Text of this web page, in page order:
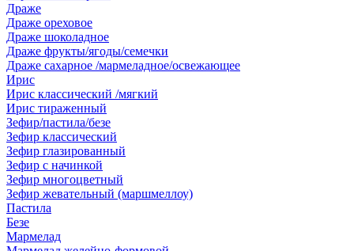
Драже
Драже ореховое
Драже шоколадное
Драже фрукты/ягоды/семечки
Драже сахарное /мармеладное/освежающее
Ирис
Ирис классический /мягкий
Ирис тираженный
Зефир/пастила/безе
Зефир классический
Зефир глазированный
Зефир с начинкой
Зефир многоцветный
Зефир жевательный (маршмеллоу)
Пастила
Безе
Мармелад